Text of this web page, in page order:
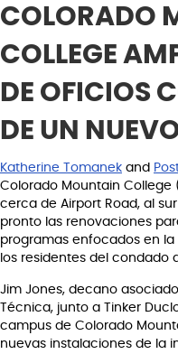
COLORADO
COLLEGE
DE OFICIOS
DE UN
Katherine Tomanek and
Colorado Mountain College
cerca de Airport Road, al
pronto las renovaciones
programas enfocados en
los residentes del condado
Jim Jones, decano
Técnica, junto a Tinker
campus de Colorado
nuevas instalaciones de la